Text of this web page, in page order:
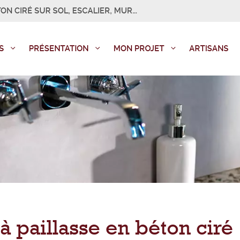
CIRÉ SUR SOL, ESCALIER, MUR...
PRÉSENTATION MON PROJET ARTISANS
paillasse en béton ciré